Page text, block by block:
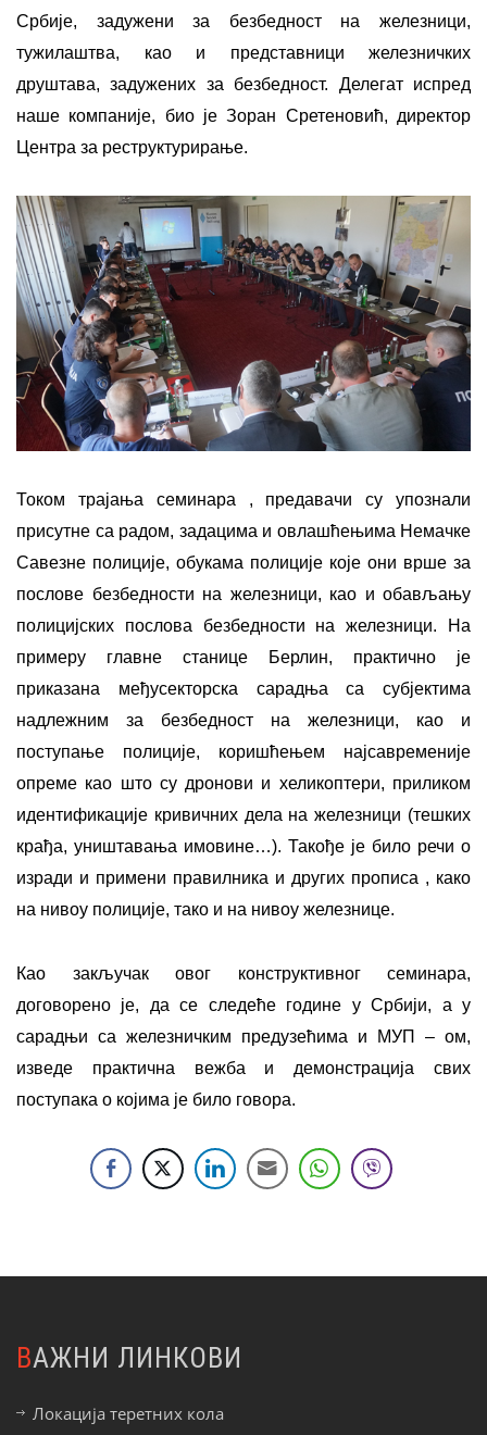
Србије, задужени за безбедност на железници,
тужилаштва, као и представници железничких
друштава, задужених за безбедност. Делегат испред
наше компаније, био је Зоран Сретеновић, директор
Центра за реструктурирање.
Током трајања семинара , предавачи су упознали
присутне са радом, задацима и овлашћењима Немачке
Савезне полиције, обукама полиције које они врше за
послове безбедности на железници, као и обављању
полицијских послова безбедности на железници. На
примеру главне станице Берлин, практично је
приказана међусекторска сарадња са субјектима
надлежним за безбедност на железници, као и
поступање полиције, коришћењем најсавременије
опреме као што су дронови и хеликоптери, приликом
идентификације кривичних дела на железници (тешких
крађа, уништавања имовине…). Такође је било речи о
изради и примени правилника и других прописа , како
на нивоу полиције, тако и на нивоу железнице.
Као закључак овог конструктивног семинара,
договорено је, да се следеће године у Србији, а у
сарадњи са железничким предузећима и МУП – ом,
изведе практична вежба и демонстрација свих
поступака о којима је било говора.
ВАЖНИ ЛИНКОВИ
Локација теретних кола